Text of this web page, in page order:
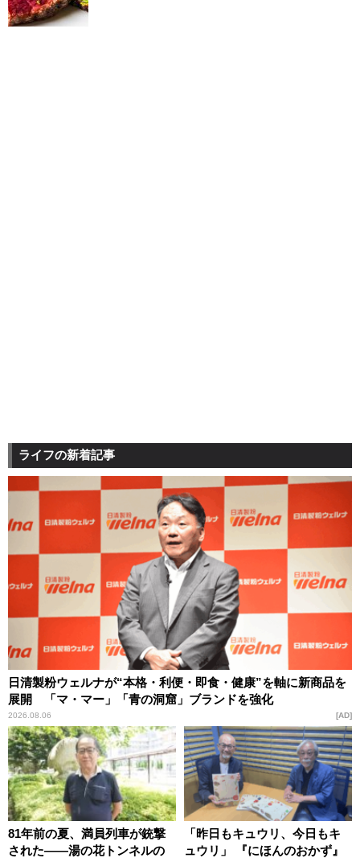
ライフの新着記事
日清製粉ウェルナが“本格・利便・即食・健康”を軸に新商品を
展開 「マ・マー」「青の洞窟」ブランドを強化
2026.08.06 AD
81年前の夏、満員列車が銃撃
された――湯の花トンネルの
「昨日もキュウリ、今日もキ
ュウリ」 『にほんのおかず』